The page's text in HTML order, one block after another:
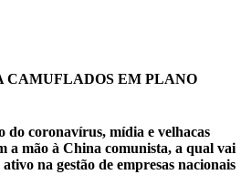
CAMUFLADOS EM PLANO
do coronavírus, mídia e velhacas
a mão à China comunista, a qual vai
na gestão de empresas nacionais